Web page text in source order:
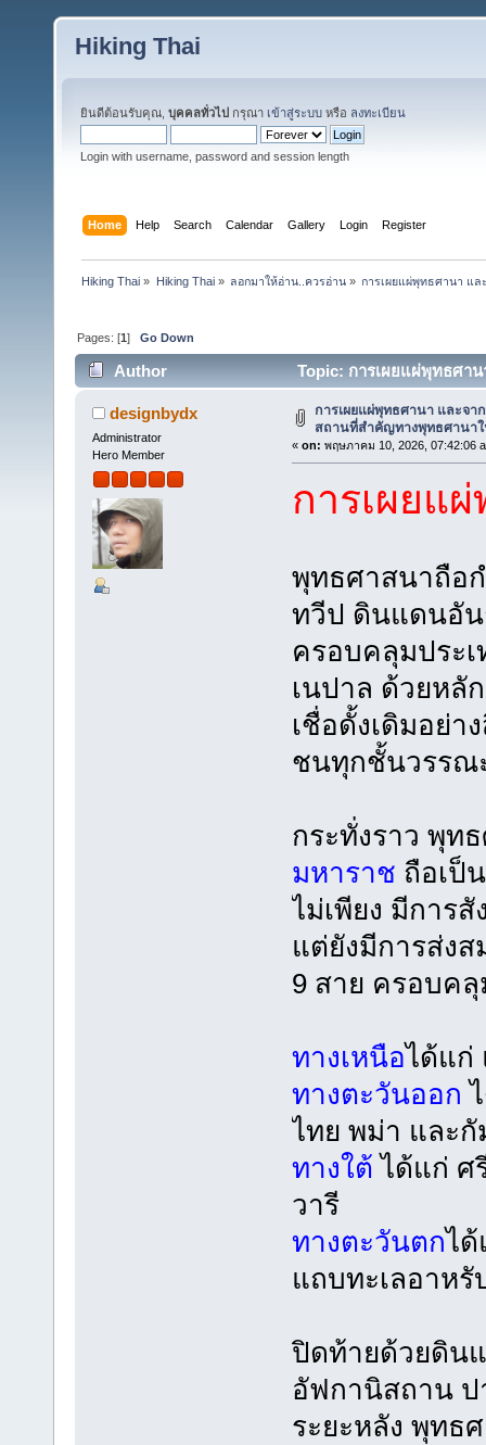
Hiking Thai
ยินดีต้อนรับคุณ, บุคคลทั่วไป กรุณา เข้าสู่ระบบ หรือ ลงทะเบียน
Login with username, password and session length
Home Help Search Calendar Gallery Login Register
Hiking Thai » Hiking Thai» ลอกมาให้อ่าน..ควรอ่าน» การเผยแผ่พุทธศานา แ
Pages: [1]Go Down
Author
Topic: การเผยแผ่พุทธศา
(Read 9558 times)
designbydx
Administrator
Hero Member
การเผยแผ่พุทธศานา และจา
สถานที่สำคัญทางพุทธศานาใ
« on: พฤษภาคม 10, 2026, 07:42:06
การเผยแ
พุทธศาสนาถือ
ทวีป ดินแดนอั
ครอบคลุมประ
เนปาล ด้วยหลั
เชื่อดั้งเดิมอย่
ชนทุกชั้นวรรณ
กระทั่งราว พุท
มหาราช ถือเป็
ไม่เพียง มีการ
แต่ยังมีการส่ง
9 สาย ครอบค
ทางเหนือได้แก่
ทางตะวันออก
ไทย พม่า และ
ทางใต้ ได้แก่ ศ
วารี
ทางตะวันตกได้
แถบทะเลอาหรั
ปิดท้ายด้วยดิน
อัฟกานิสถาน ป
ระยะหลัง พุทธ